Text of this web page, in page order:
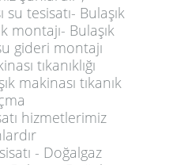
su tesisatı- Bulaşık
montajı- Bulaşık
gideri montajı
tıkanıklığı
makinası tıkanık
hizmetlerimiz
- Doğalgaz